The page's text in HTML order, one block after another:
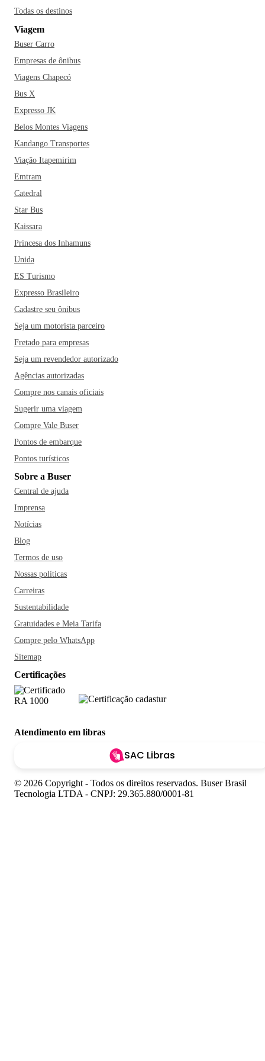
saborear um belo fondue. O centro turístico é ideal para
fazer compras, curtir a vida noturna e até curtir atrações
musicais na Concha Acústica. Em julho, a cidade abriga o
Festival de Inverno de Campos do Jordão, considerado o
maior da América Latina. O Festival promove apresentações
colocar no seu roteiro uma visita a pontos turísticos que
chamam a atenção por suas belas paisagens. Um dos
passeios mais tradicionais é o de teleférico, que sai do
Parque Capivari rumo ao Morro do Elefante - que possui a
vista panorâmica mais bonita da cidade. Vale a visita
duchas artificiais. Para aproveitar em família, o passeio pela
Estrada de Ferro nos bondinhos turísticos também são
ótimos para conhecer a cidade.
contato com a natureza com adrenalina, Campos do Jordão -
SP possui diversas opções. O Parque Tarundu oferece
Florestal da cidade é um parque com fauna e flora
preservadas, que oferece opções de trilhas, cachoeiras,
pedalinhos e até passeios de trem pela natureza. Não deixe
de colocar no roteiro uma visita ao Parque Pico do Itapeva,
o Museu Felícia Leirner, o Parque das Cerejeiras, a Vista
do Jordão - SP sem aproveitar as inúmeras opções
gastronômicas. Vale aproveitar uma noite de fondue no
Santa Collina Restaurante e Fondue ou no Só Queijo, tomar
um chope na cervejaria Baden Baden e saborear um
chocolate quente no 1. 2858 Avenue Bistrô e Café ou no
Café no Bosque. E quem gosta de chocolate, a cidade
chocolate da Cacau Show. E aí, que tal aproveitar o
friozinho que tá chegando e agendar sua viagem a Campos
do Jordão - SP?
Todas os destinos
Viagem
Buser Carro
Empresas de ônibus
Viagens Chapecó
Bus X
Expresso JK
Belos Montes Viagens
Kandango Transportes
Viação Itapemirim
Emtram
Catedral
Star Bus
Kaissara
Princesa dos Inhamuns
Unida
ES Turismo
Expresso Brasileiro
Cadastre seu ônibus
Seja um motorista parceiro
Fretado para empresas
Seja um revendedor autorizado
Agências autorizadas
Compre nos canais oficiais
Sugerir uma viagem
Compre Vale Buser
Pontos de embarque
Pontos turísticos
Sobre a Buser
Central de ajuda
Imprensa
Notícias
Blog
Termos de uso
Nossas políticas
Carreiras
Sustentabilidade
Gratuidades e Meia Tarifa
Compre pelo WhatsApp
Sitemap
Certificações
Atendimento em libras
SAC Libras
© 2026 Copyright - Todos os direitos reservados. Buser Brasil
Tecnologia LTDA - CNPJ: 29.365.880/0001-81